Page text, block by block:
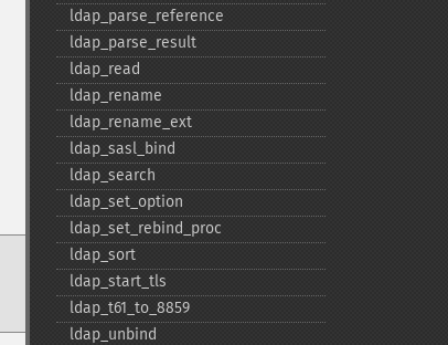
ldap_​parse_​reference
ldap_​parse_​result
ldap_​read
ldap_​rename
ldap_​rename_​ext
ldap_​sasl_​bind
ldap_​search
ldap_​set_​option
ldap_​set_​rebind_​proc
ldap_​sort
ldap_​start_​tls
ldap_​t61_​to_​8859
ldap_​unbind